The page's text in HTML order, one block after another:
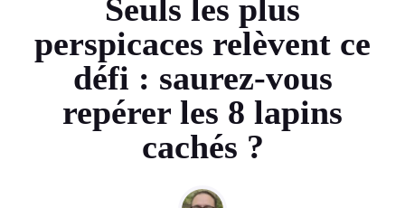
Seuls les plus
perspicaces relèvent ce
défi : saurez-vous
repérer les 8 lapins
cachés ?